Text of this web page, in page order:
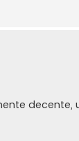
decente,